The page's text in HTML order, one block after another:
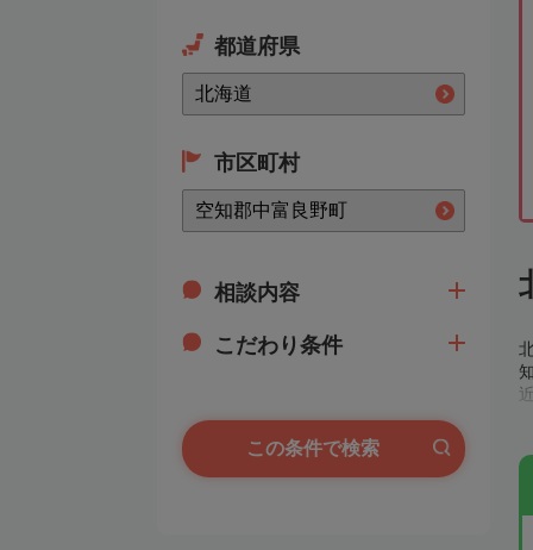
都道府県
市区町村
相談内容
こだわり条件
この条件で検索